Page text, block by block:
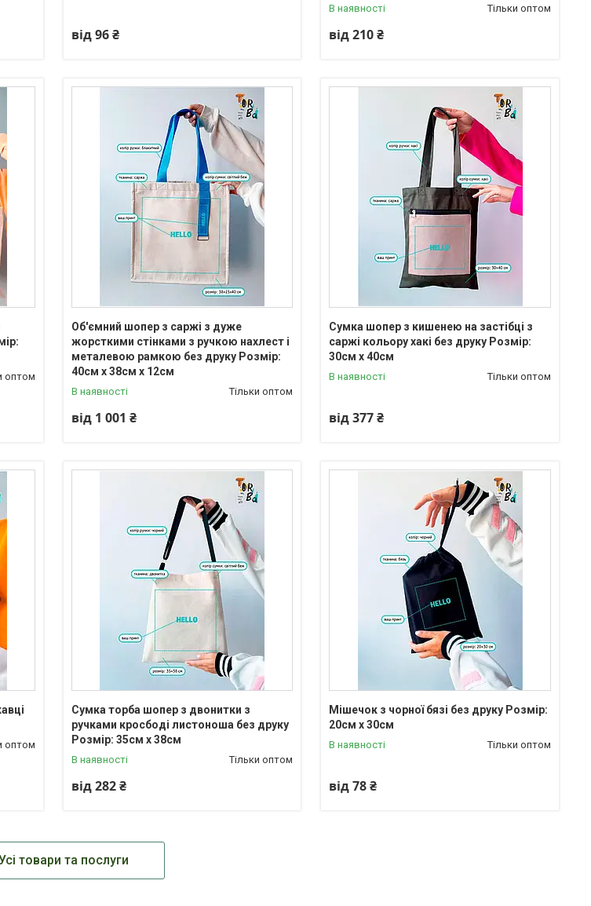
від 96 ₴
В наявності Тільки оптом
від 210 ₴
оптом
Об'ємний шопер з саржі з дуже
жорсткими стінками з ручкою нахлест і
металевою рамкою без друку Розмір:
40cм х 38см х 12см
В наявності Тільки оптом
від 1 001 ₴
Сумка шопер з кишенею на застібці з
саржі кольору хакі без друку Розмір:
30cм х 40см
В наявності Тільки оптом
від 377 ₴
оптом
Сумка торба шопер з двонитки з
ручками кросбоді листоноша без друку
Розмір: 35cм х 38см
В наявності Тільки оптом
від 282 ₴
Мішечок з чорної бязі без друку Розмір:
20cм х 30см
В наявності Тільки оптом
від 78 ₴
товари та послуги